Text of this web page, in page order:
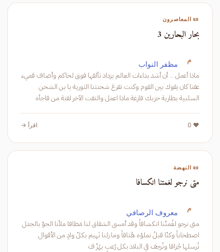
📜 المعاصرون
بحار البحارين 3
م مظفر النواب
ماذا أعمل ... أن أشد بذاءات العالم يزداد تألقها فوق لحاكم وأضاف قميء
عفنا كان يقوك بين القوم وكنت تفرغ شحنتنا الثورية يا بن الشحن
السلبية بطارية حزبك فارغة ماذا اعمل والتفت الآخر لفتة من فاجأه
❤️ 0 اقرأ →
📜 النهضة
متى نرجو لغمتنا انكسافا
م معروف الرصافي
متى نرجو لغُمتّنا انكسَافاً وقد أمسى الشقاق لنا مَطافا ملأنا الجوّ بالجدل
اصطخاباً وكنّا قبلُ نملؤه هُتافاً وما زلنا نَهيم بكلّ وادٍ من الأقوال
نُرسلها جُزافا ونُرجف في البلاد بكل رُعبٍ يهُزّ ف